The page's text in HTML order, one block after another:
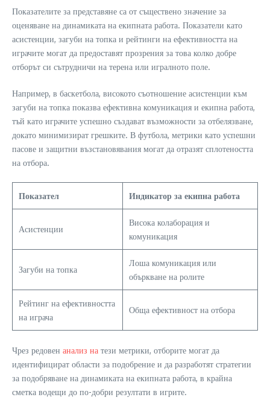
Показателите за представяне са от съществено значение за
оценяване на динамиката на екипната работа. Показатели като
асистенции, загуби на топка и рейтинги на ефективността на
играчите могат да предоставят прозрения за това колко добре
отборът си сътрудничи на терена или игралното поле.
Например, в баскетбола, високото съотношение асистенции към
загуби на топка показва ефективна комуникация и екипна работа,
тъй като играчите успешно създават възможности за отбелязване,
докато минимизират грешките. В футбола, метрики като успешни
пасове и защитни възстановявания могат да отразят сплотеността
на отбора.
Показател Индикатор за екипна работа
Асистенции
Висока колаборация и
комуникация
Загуби на топка
Лоша комуникация или
объркване на ролите
Рейтинг на ефективността
на играча
Обща ефективност на отбора
Чрез редовен анализ на тези метрики, отборите могат да
идентифицират области за подобрение и да разработят стратегии
за подобряване на динамиката на екипната работа, в крайна
сметка водещи до по-добри резултати в игрите.